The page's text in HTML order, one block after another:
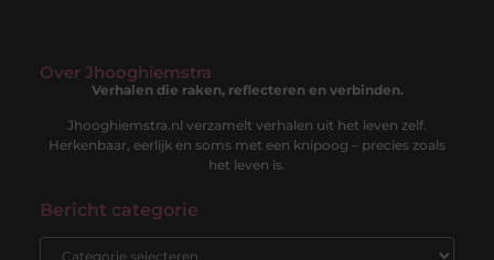
Over Jhooghiemstra
Verhalen die raken, reflecteren en verbinden.
Jhooghiemstra.nl verzamelt verhalen uit het leven zelf.
Herkenbaar, eerlijk en soms met een knipoog – precies zoals
het leven is.
Bericht categorie